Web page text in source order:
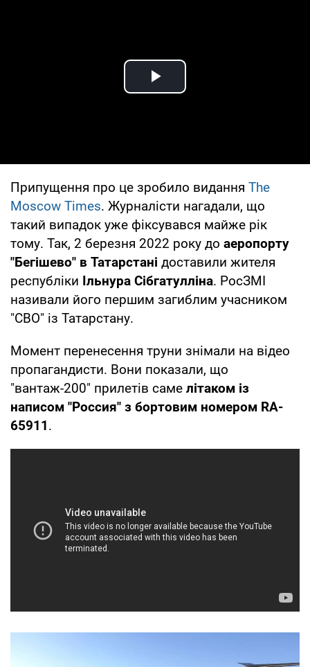
Play Video
Припущення про це зробило видання The
Moscow Times. Журналісти нагадали, що
такий випадок уже фіксувався майже рік
тому. Так, 2 березня 2022 року до аеропорту
"Бегішево" в Татарстані доставили жителя
республіки Ільнура Сібгатулліна. РосЗМІ
називали його першим загиблим учасником
"СВО" із Татарстану.
Момент перенесення труни знімали на відео
пропагандисти. Вони показали, що
"вантаж-200" прилетів саме літаком із
написом "Россия" з бортовим номером RA-
65911.